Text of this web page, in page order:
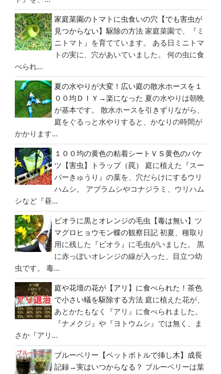
Ｄ
Ｉ
Ｙ”
の
家庭菜園のトマトに虫食いの穴【でも害虫が
見つからない】駆除の方法 家庭菜園で、『ミ
ニトマト』を育てています。 ある日ミニトマ
トの実に、穴があいていました。 何の虫に食
べられ...
夏の水やりが大変！広い庭の散水ホースを１
００均ＤＩＹ→楽になった 夏の水やりは朝晩
が基本です。 散水ホースを引きずりながら、
庭をぐるっと水やりすると、かなりの時間が
かかります...
１００均の黄色の粘着シートＶＳ黄色のバケ
ツ【害虫】トラップ（罠）
庭に植えた『スー
パーきゅうり』の葉を、穴だらけにするウリ
ハムシ。 アブラムシやコナジラミ、ウリハム
シなど『昼...
ビオラに黒とオレンジの毛虫【毒は無い】ツ
マグロヒョウモン蝶の観察日記 初夏、種取り
用に残した『ビオラ』に毛虫がいました。 黒
に赤っぽいオレンジの線が入った、目立つ幼
虫です。 毒...
庭や花壇の花が【アリ】に食べられた！茶色
で小さい蟻を駆除する方法 庭に植えた花が、
あとかたもなく『アリ』に食べられました。
『ナメクジ』や『ヨトウムシ』では無く、ま
さか『アリ...
ブルーベリー【ペットボトルで挿し木】成長
記録→実はいつからなる？ ブルーベリーは葉